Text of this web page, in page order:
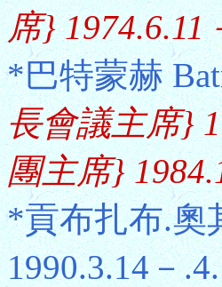
席} 1974.6.11
*巴特蒙赫
長會議主席}
團主席}
*貢布扎布.奧
1990.3.14－